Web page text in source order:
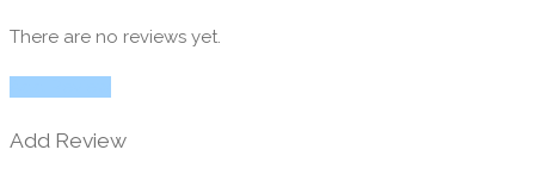
There are no reviews yet.
Add Review